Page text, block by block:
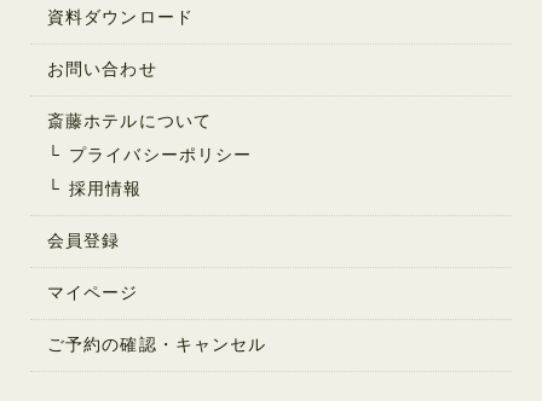
望、また、当ホテルからのメール（DM）送付停止を承りま
いただきます。
個人情報の訂正や抹消のご指示を受けたときは、データベー
スにアクセスする権限を持つ管理者が適切な処理を行いま
す。
■お問合せ先
株式会社 斎藤ホテル
長野県上田市鹿教湯温泉1387-2
TEL：0120-311-079
E-mail：saito@saito-hotel.co.jp
資料ダウンロード
お問い合わせ
斎藤ホテルについて
プライバシーポリシー
採用情報
会員登録
マイページ
ご予約の確認・キャンセル